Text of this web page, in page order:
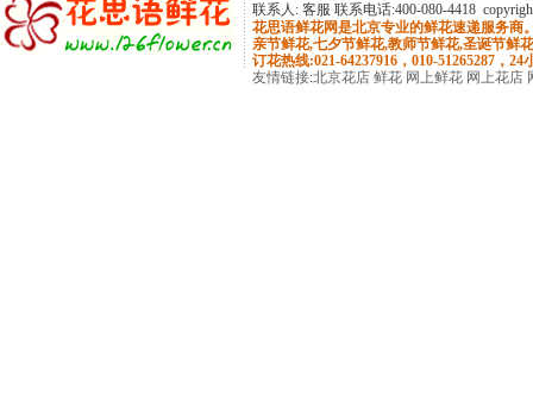
联系人: 客服 联系电话:400-080-4418
花思语鲜花网是北京专业的鲜花速递服务商
亲节鲜花,七夕节鲜花,教师节鲜花,圣诞节鲜
订花热线:021-64237916，010-51265287，24
友情链接:北京花店 鲜花 网上鲜花 网上花店